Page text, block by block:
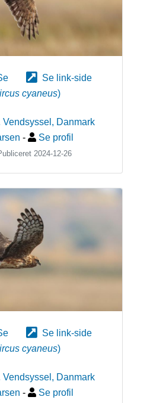
Se link-side
cyaneus)
, Danmark
- Se profil
2024-12-26
Se link-side
cyaneus)
, Danmark
- Se profil